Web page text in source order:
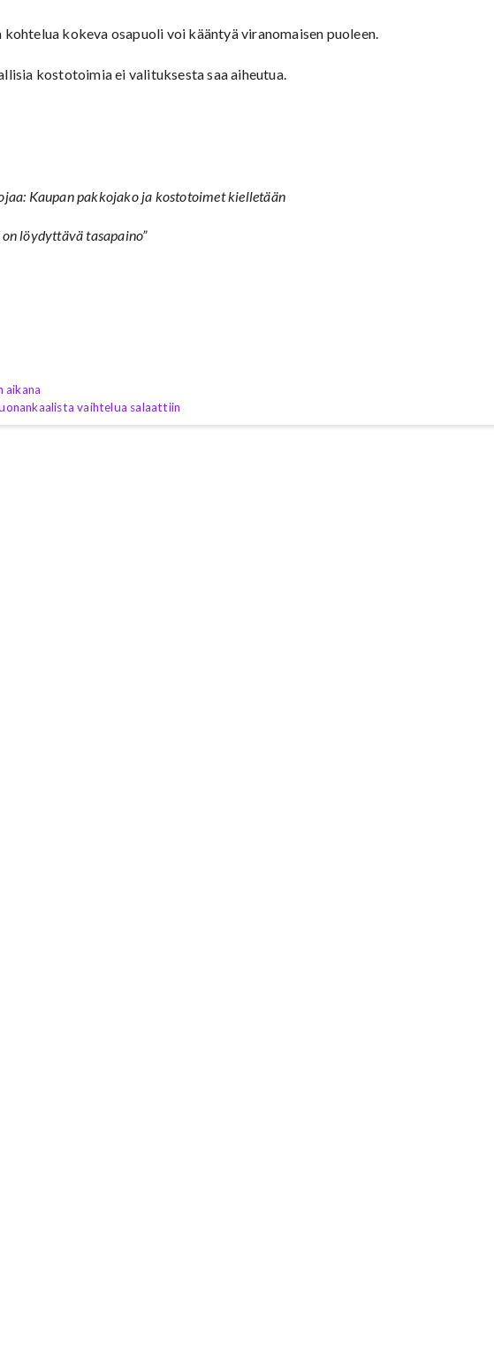
kokeva osapuoli voi kääntyä viranomaisen puoleen.
kostotoimia ei valituksesta saa aiheutua.
Kaupan pakkojako ja kostotoimet kielletään
löydyttävä tasapaino”
aikana
vaihtelua salaattiin